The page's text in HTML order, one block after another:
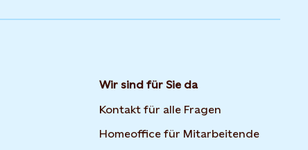
Wir sind für Sie da
Kontakt für alle Fragen
Homeoffice für Mitarbeitende